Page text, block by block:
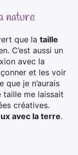
nature
que la taille
C’est aussi un
avec la
et les voir
que je n’aurais
taille me laissait
créatives.
avec la terre.